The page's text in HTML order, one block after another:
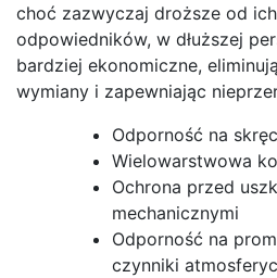
choć zazwyczaj droższe od
odpowiedników, w dłuższej
bardziej ekonomiczne,
wymiany i zapewniając
Odporność na
Wielowarstwowa
Ochrona przed
mechanicznymi
Odporność na
czynniki